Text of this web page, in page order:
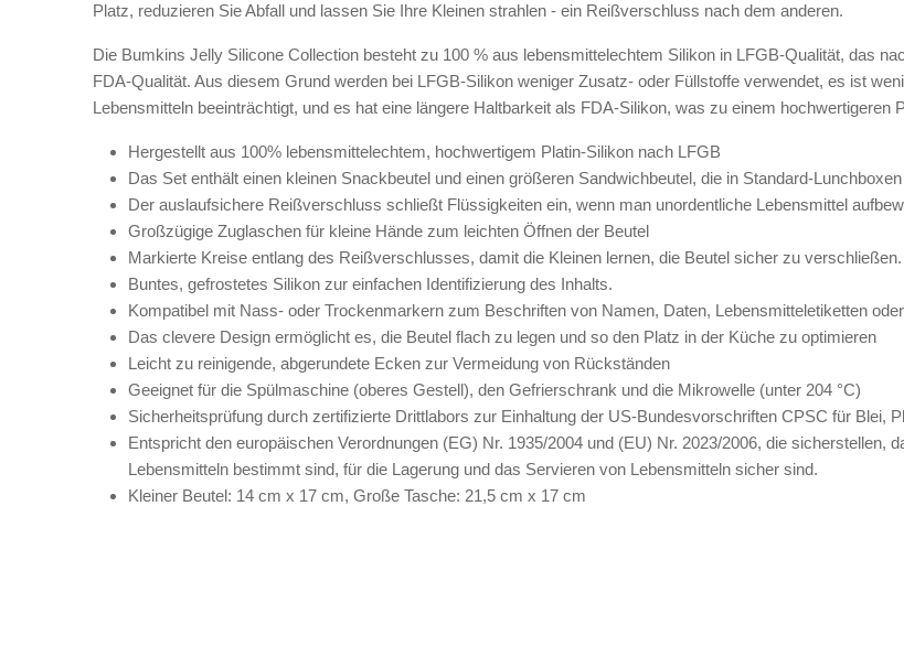
Platz, reduzieren Sie Abfall und lassen Sie Ihre Kleinen strahlen - ein Reißverschluss nach dem anderen.
Die Bumkins Jelly Silicone Collection besteht zu 100 % aus lebensmittelechtem Silikon in LFGB-Qualität, das
FDA-Qualität. Aus diesem Grund werden bei LFGB-Silikon weniger Zusatz- oder Füllstoffe verwendet, es ist
Lebensmitteln beeinträchtigt, und es hat eine längere Haltbarkeit als FDA-Silikon, was zu einem hochwertigeren
Hergestellt aus 100% lebensmittelechtem, hochwertigem Platin-Silikon nach LFGB
Das Set enthält einen kleinen Snackbeutel und einen größeren Sandwichbeutel, die in Standard-
Der auslaufsichere Reißverschluss schließt Flüssigkeiten ein, wenn man unordentliche Lebensmittel
Großzügige Zuglaschen für kleine Hände zum leichten Öffnen der Beutel
Markierte Kreise entlang des Reißverschlusses, damit die Kleinen lernen, die Beutel sicher zu verschließen.
Buntes, gefrostetes Silikon zur einfachen Identifizierung des Inhalts.
Kompatibel mit Nass- oder Trockenmarkern zum Beschriften von Namen, Daten, Lebensmitteletiketten
Das clevere Design ermöglicht es, die Beutel flach zu legen und so den Platz in der Küche zu optimieren
Leicht zu reinigende, abgerundete Ecken zur Vermeidung von Rückständen
Geeignet für die Spülmaschine (oberes Gestell), den Gefrierschrank und die Mikrowelle (unter 204 °C)
Sicherheitsprüfung durch zertifizierte Drittlabors zur Einhaltung der US-Bundesvorschriften CPSC für Blei,
Entspricht den europäischen Verordnungen (EG) Nr. 1935/2004 und (EU) Nr. 2023/2006, die sicherstellen,
Lebensmitteln bestimmt sind, für die Lagerung und das Servieren von Lebensmitteln sicher sind.
Kleiner Beutel: 14 cm x 17 cm, Große Tasche: 21,5 cm x 17 cm